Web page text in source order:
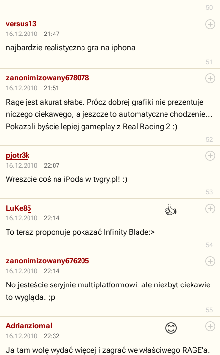
50
16.12.2010 21:47
51
versus13
najbardzie realistyczna gra na iphona
16.12.2010 21:51
52
zanonimizowany678078
Rage jest akurat słabe. Prócz dobrej grafiki nie prezentuje
niczego ciekawego, a jeszcze to automatyczne chodzenie...
Pokazali byście lepiej gameplay z Real Racing 2 :)
16.12.2010 22:07
53
pjotr3k
Wreszcie coś na iPoda w tvgry.pl! :)
16.12.2010 22:14
👍
54
LuKe85
To teraz proponuje pokazać Infinity Blade:>
16.12.2010 22:14
55
zanonimizowany676205
No jesteście seryjnie multiplatformowi, ale niezbyt ciekawie
to wygląda. ;p
16.12.2010 22:32
😊
Adrianziomal
Ja tam wolę wydać więcej i zagrać we właściwego RAGE'a.